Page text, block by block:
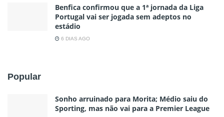
Benfica confirmou que a 1ª jornada da Liga
Portugal vai ser jogada sem adeptos no
estádio
6 DIAS AGO
Popular
Sonho arruinado para Morita; Médio saiu do
Sporting, mas não vai para a Premier League